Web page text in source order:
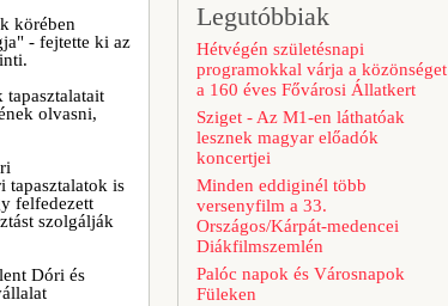
körében
- fejtette ki az
tapasztalatait
olvasni,
tapasztalatok is
felfedezett
szolgálják
Dóri és
Legutóbbiak
Hétvégén születésnapi
programokkal várja a közönséget
a 160 éves Fővárosi Állatkert
Sziget - Az M1-en láthatóak
lesznek magyar előadók
koncertjei
Minden eddiginél több
versenyfilm a 33.
Országos/Kárpát-medencei
Diákfilmszemlén
Palóc napok és Városnapok
Füleken